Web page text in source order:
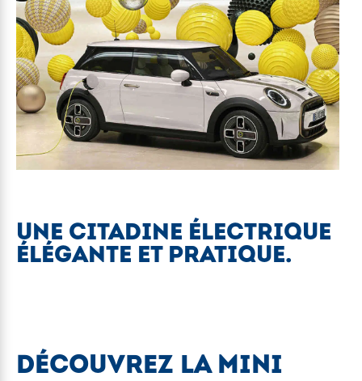
UNE CITADINE ÉLECTRIQUE
ÉLÉGANTE ET PRATIQUE.
DÉCOUVREZ LA MINI